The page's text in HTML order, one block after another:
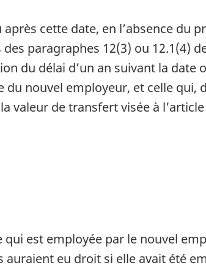
après cette date, en l’absence du
paragraphes 12(3) ou 12.1(4)
du délai d’un an suivant la date
nouvel employeur, et celle qui,
valeur de transfert visée à
est employée par le nouvel
eu droit si elle avait été